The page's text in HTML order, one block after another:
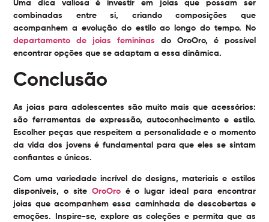
Uma dica valiosa é investir em joias que possam ser
combinadas entre si, criando composições que
acompanhem a evolução do estilo ao longo do tempo. No
departamento de joias femininas do OroOro, é possível
encontrar opções que se adaptam a essa dinâmica.
Conclusão
As joias para adolescentes são muito mais que acessórios:
são ferramentas de expressão, autoconhecimento e estilo.
Escolher peças que respeitem a personalidade e o momento
da vida dos jovens é fundamental para que eles se sintam
confiantes e únicos.
Com uma variedade incrível de designs, materiais e estilos
disponíveis, o site OroOroé o lugar ideal para encontrar
joias que acompanhem essa caminhada de descobertas e
emoções. Inspire-se, explore as coleções e permita que as